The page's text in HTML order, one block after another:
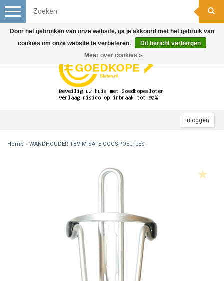
Inloggen
Toggle
navigation
Home » WANDHOUDER TBV M-SAFE OOGSPOELFLES
Door het gebruiken van onze website, ga je akkoord met het gebruik van
cookies om onze website te verbeteren.
Dit bericht verbergen
Meer over cookies »